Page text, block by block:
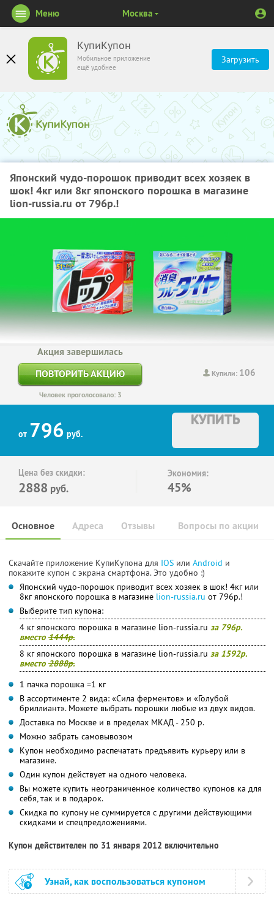
КупиКупон
Мобильное приложение
ещё удобнее
Загрузить
Меню Москва
Японский чудо-порошок приводит всех хозяек в
шок! 4кг или 8кг японского порошка в магазине
lion-russia.ru от 796р.!
Купили: 106
Акция завершилась
ПОВТОРИТЬ АКЦИЮ
Человек проголосовало: 3
от 796 руб.
КУПИТЬ
Цена без скидки:
2888 руб.
Экономия:
45%
Основное Отзывы Вопросы по акции
Адреса
Скачайте приложение КупиКупона для IOS или Android и
покажите купон с экрана смартфона. Это удобно :)
Японский чудо-порошок приводит всех хозяек в шок! 4кг или
8кг японского порошка в магазине lion-russia.ru от 796р.!
Выберите тип купона:
4 кг японского порошка в магазине lion-russia.ru за 796р.
вместо 1444р.
8 кг японского порошка в магазине lion-russia.ru за 1592р.
вместо 2888р.
1 пачка порошка =1 кг
В ассортименте 2 вида: «Сила ферментов» и «Голубой
бриллиант». Можете выбрать порошки любые из двух видов.
Доставка по Москве и в пределах МКАД - 250 р.
Можно забрать самовывозом
Купон необходимо распечатать предъявить курьеру или в
магазине.
Один купон действует на одного человека.
Вы можете купить неограниченное количество купонов ка для
себя, так и в подарок.
Скидка по купону не суммируется с другими действующими
скидками и спецпредложениями.
Купон действителен по 31 января 2012 включительно
Узнай, как воспользоваться купоном